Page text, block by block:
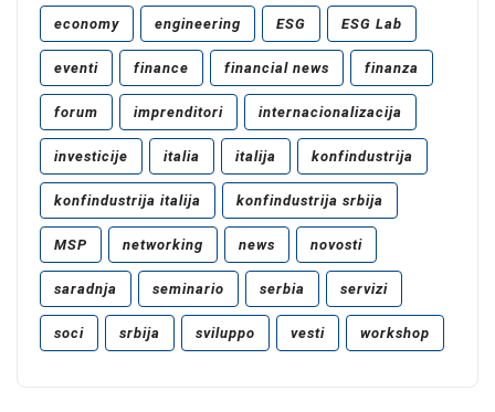
economy engineering ESG ESG Lab
eventi finance financial news finanza
forum imprenditori internacionalizacija
investicije italia italija konfindustrija
konfindustrija italija konfindustrija srbija
MSP networking news novosti
saradnja seminario serbia servizi
soci srbija sviluppo vesti workshop